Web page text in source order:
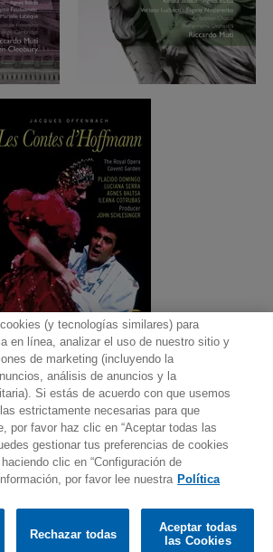
informativo
Términos de Uso
Mapa web
Política de cookies
Ajustes de Cookies
Records Limited. All rights reserved.
to visit our website in English?
Confirm
(y tecnologías similares) para
en línea, analizar el uso de nuestro sitio y
de marketing (incluyendo la
análisis de anuncios y la
Si estás de acuerdo con que usemos
estrictamente necesarias para que
por favor haz clic en “Aceptar todas las
gestionar tus preferencias de cookies
clic en “Configuración de
por favor lee nuestra Política
Rechazar todas
Aceptar todas
las Cookies